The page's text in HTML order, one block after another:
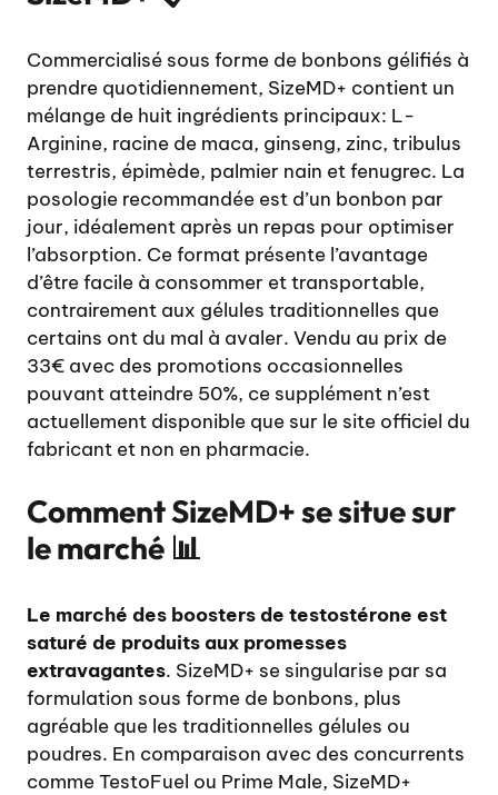
Commercialisé sous forme de bonbons gélifiés à
prendre quotidiennement, SizeMD+ contient un
mélange de huit ingrédients principaux: L-
Arginine, racine de maca, ginseng, zinc, tribulus
terrestris, épimède, palmier nain et fenugrec. La
posologie recommandée est d’un bonbon par
jour, idéalement après un repas pour optimiser
l’absorption. Ce format présente l’avantage
d’être facile à consommer et transportable,
contrairement aux gélules traditionnelles que
certains ont du mal à avaler. Vendu au prix de
33€ avec des promotions occasionnelles
pouvant atteindre 50%, ce supplément n’est
actuellement disponible que sur le site officiel du
fabricant et non en pharmacie.
Comment SizeMD+ se situe sur
le marché 📊
Le marché des boosters de testostérone est
saturé de produits aux promesses
extravagantes. SizeMD+ se singularise par sa
formulation sous forme de bonbons, plus
agréable que les traditionnelles gélules ou
poudres. En comparaison avec des concurrents
comme TestoFuel ou Prime Male, SizeMD+